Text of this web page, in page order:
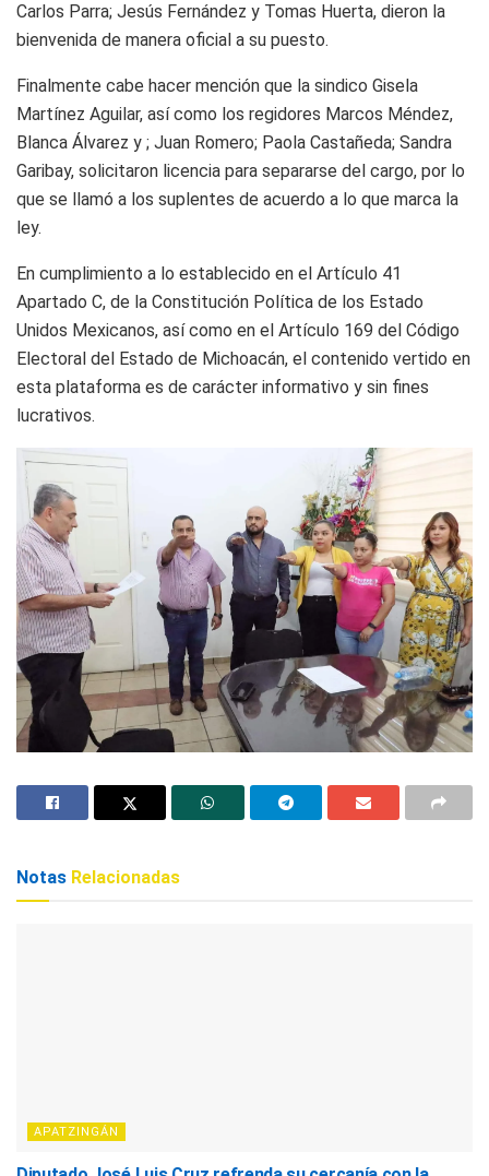
Carlos Parra; Jesús Fernández y Tomas Huerta, dieron la
bienvenida de manera oficial a su puesto.
Finalmente cabe hacer mención que la sindico Gisela
Martínez Aguilar, así como los regidores Marcos Méndez,
Blanca Álvarez y ; Juan Romero; Paola Castañeda; Sandra
Garibay, solicitaron licencia para separarse del cargo, por lo
que se llamó a los suplentes de acuerdo a lo que marca la
ley.
En cumplimiento a lo establecido en el Artículo 41
Apartado C, de la Constitución Política de los Estado
Unidos Mexicanos, así como en el Artículo 169 del Código
Electoral del Estado de Michoacán, el contenido vertido en
esta plataforma es de carácter informativo y sin fines
lucrativos.
Notas Relacionadas
APATZINGÁN